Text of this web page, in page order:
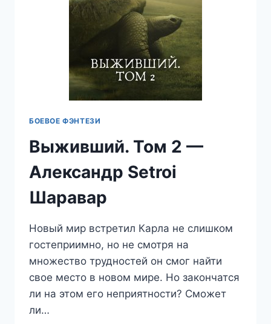
БОЕВОЕ ФЭНТЕЗИ
Выживший. Том 2 —
Александр Setroi
Шаравар
Новый мир встретил Карла не слишком
гостеприимно, но не смотря на
множество трудностей он смог найти
свое место в новом мире. Но закончатся
ли на этом его неприятности? Сможет
ли…